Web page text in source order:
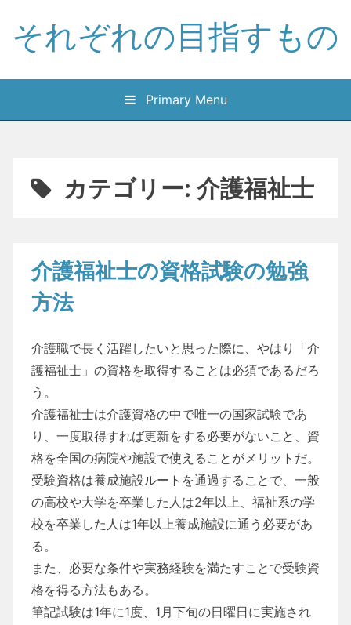
content
それぞれの目指すもの
Primary Menu
カテゴリー: 介護福祉士
介護福祉士の資格試験の勉強
方法
介護職で長く活躍したいと思った際に、やはり「介
護福祉士」の資格を取得することは必須であるだろ
う。
介護福祉士は介護資格の中で唯一の国家試験であ
り、一度取得すれば更新をする必要がないこと、資
格を全国の病院や施設で使えることがメリットだ。
受験資格は養成施設ルートを通過することで、一般
の高校や大学を卒業した人は2年以上、福祉系の学
校を卒業した人は1年以上養成施設に通う必要があ
る。
また、必要な条件や実務経験を満たすことで受験資
格を得る方法もある。
筆記試験は1年に1度、1月下旬の日曜日に実施され